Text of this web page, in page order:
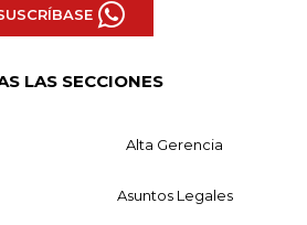
LAS SECCIONES
Alta Gerencia
Asuntos Legales